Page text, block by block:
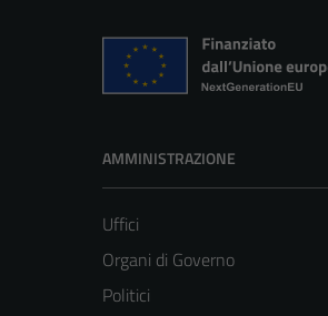
AMMINISTRAZIONE
Uffici
Organi di Governo
Politici